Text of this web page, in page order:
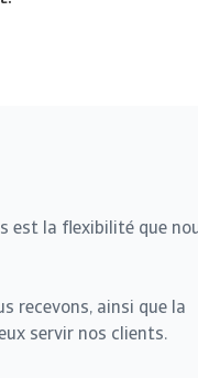
est la flexibilité que
recevons, ainsi que la
servir nos clients.